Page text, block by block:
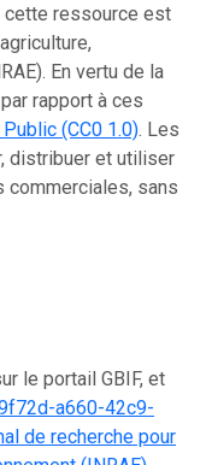
cette ressource est
En vertu de la
rapport à ces
(CC0 1.0). Les
distribuer et utiliser
commerciales, sans
le portail GBIF, et
a660-42c9-
de recherche pour